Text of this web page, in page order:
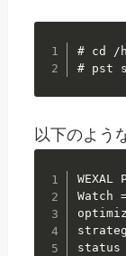
# cd /
# pst
以下のよう
Watch
status